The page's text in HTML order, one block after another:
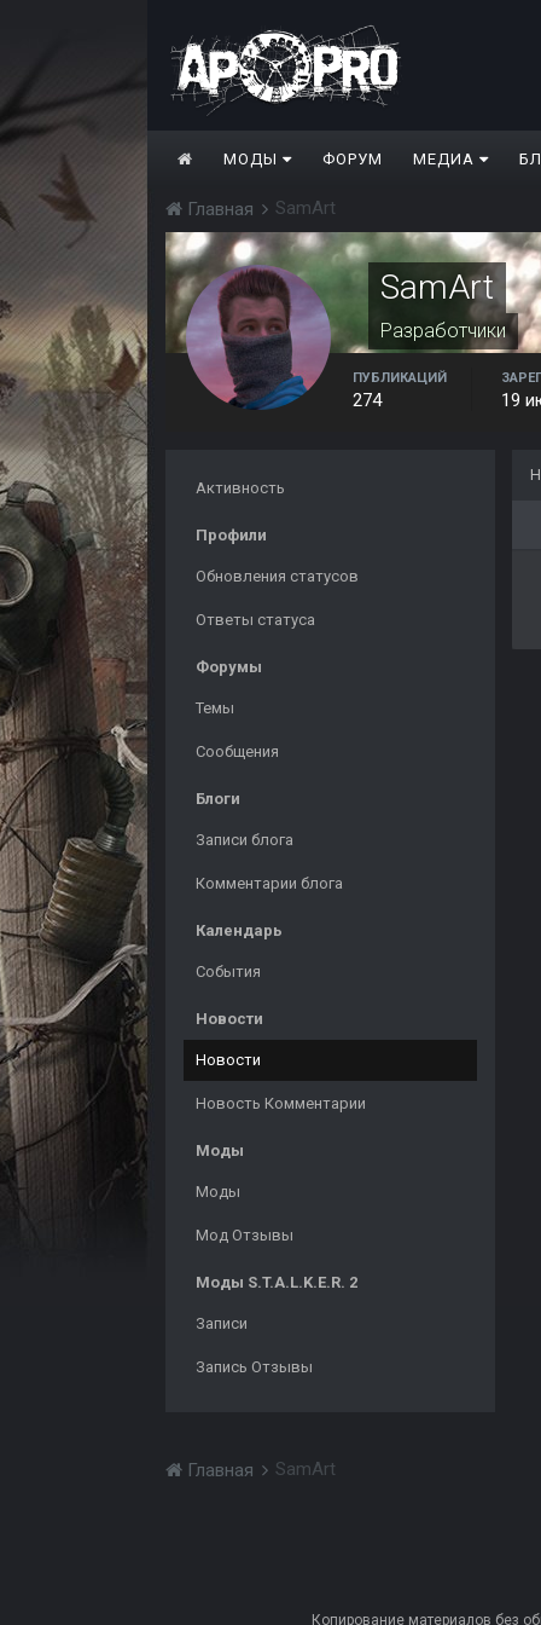
МОДЫ ФОРУМ МЕДИА
Главная SamArt
SamArt
Разработчики
ПУБЛИКАЦИЙ
274 19
Активность
Профили
Обновления статусов
Ответы статуса
Форумы
Темы
Сообщения
Блоги
Записи блога
Комментарии блога
Календарь
События
Новости
Новости
Новость Комментарии
Моды
Моды
Мод Отзывы
Моды S.T.A.L.K.E.R. 2
Записи
Запись Отзывы
Главная SamArt
Копирование материалов без